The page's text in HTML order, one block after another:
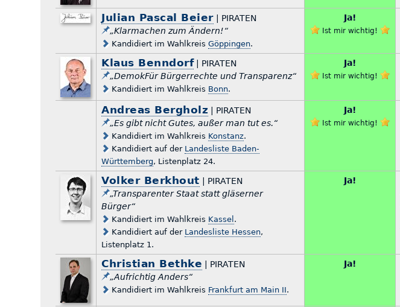
Julian Pascal Beier| PIRATEN
„Klarmachen zum Ändern!“
Kandidiert im WahlkreisGöppingen.
Ja!
Ist mir wichtig!
Klaus Benndorf| PIRATEN
„DemokFür Bürgerrechte und Transparenz“
Kandidiert im Wahlkreis Bonn.
Ja!
Ist mir wichtig!
Andreas Bergholz | PIRATEN
„Es gibt nicht Gutes, außer man tut es.“
Kandidiert im Wahlkreis Konstanz.
Kandidiert auf der Landesliste Baden-
Württemberg, Listenplatz 24.
Ja!
Ist mir wichtig!
Volker Berkhout | PIRATEN
„Transparenter Staat statt gläserner
Bürger“
Kandidiert im Wahlkreis Kassel .
Kandidiert auf der Landesliste Hessen,
Listenplatz 1.
Ja!
Christian Bethke | PIRATEN
„Aufrichtig Anders“
Kandidiert im Wahlkreis Frankfurt am Main II.
Ja!